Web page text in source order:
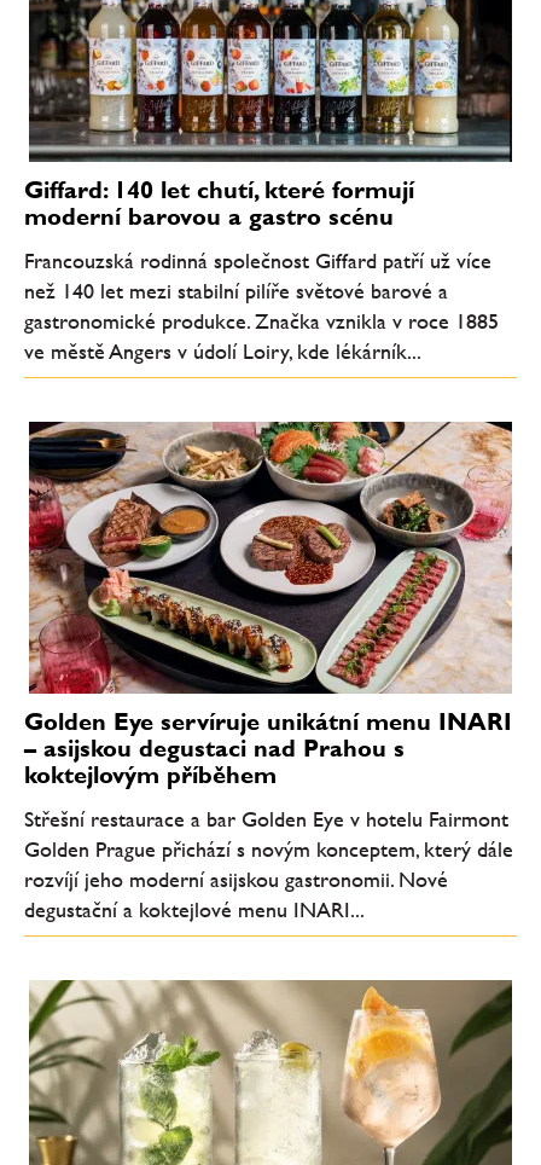
Giffard: 140 let chutí, které formují
moderní barovou a gastro scénu
Francouzská rodinná společnost Giffard patří už více
než 140 let mezi stabilní pilíře světové barové a
gastronomické produkce. Značka vznikla v roce 1885
ve městě Angers v údolí Loiry, kde lékárník...
Golden Eye servíruje unikátní menu INARI
– asijskou degustaci nad Prahou s
koktejlovým příběhem
Střešní restaurace a bar Golden Eye v hotelu Fairmont
Golden Prague přichází s novým konceptem, který dále
rozvíjí jeho moderní asijskou gastronomii. Nové
degustační a koktejlové menu INARI...